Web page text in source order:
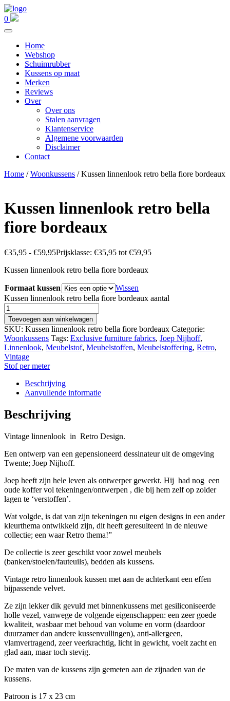
0
Home
Webshop
Schuimrubber
Kussens op maat
Merken
Reviews
Over
Over ons
Stalen aanvragen
Klantenservice
Algemene voorwaarden
Disclaimer
Contact
Home /Woonkussens / Kussen linnenlook retro bella fiore bordeaux
Kussen linnenlook retro bella
fiore bordeaux
€35,95 - €59,95Prijsklasse: €35,95 tot €59,95
Kussen linnenlook retro bella fiore bordeaux
Formaat kussen
Wissen
Kussen linnenlook retro bella fiore bordeaux aantal
Toevoegen aan winkelwagen
SKU: Kussen linnenlook retro bella fiore bordeaux Categorie:
Woonkussens Tags: Exclusive furniture fabrics, Joep Nijhoff,
Linnenlook, Meubelstof, Meubelstoffen, Meubelstoffering, Retro,
Vintage
Stof per meter
Beschrijving
Aanvullende informatie
Beschrijving
Vintage linnenlook in Retro Design.
Een ontwerp van een gepensioneerd dessinateur uit de omgeving
Twente; Joep Nijhoff.
Joep heeft zijn hele leven als ontwerper gewerkt. Hij had nog een
oude koffer vol tekeningen/ontwerpen , die bij hem zelf op zolder
lagen te ‘verstoffen’.
Wat volgde, is dat van zijn tekeningen nu eigen designs in een ander
kleurthema ontwikkeld zijn, dit heeft geresulteerd in de nieuwe
collectie; een waar Retro thema!”
De collectie is zeer geschikt voor zowel meubels
(banken/stoelen/fauteuils), bedden als kussens.
Vintage retro linnenlook kussen met aan de achterkant een effen
bijpassende velvet.
Ze zijn lekker dik gevuld met binnenkussens met gesiliconiseerde
holle vezel, vanwege de volgende eigenschappen: een zeer goede
kwaliteit, wasbaar met behoud van volume en vorm (daardoor
duurzamer dan andere kussenvullingen), anti-allergeen,
vlamvertragend, zeer veerkrachtig, licht in gewicht, voelt zacht en
glad aan, maar toch stevig.
De maten van de kussens zijn gemeten aan de zijnaden van de
kussens.
Patroon is 17 x 23 cm